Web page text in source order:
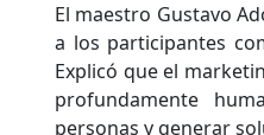
El maestro Gustavo
a los participantes
Explicó que el
profundamente
personas y generar